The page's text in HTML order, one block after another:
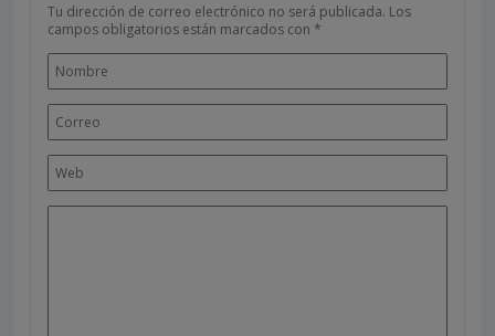
Tu dirección de correo electrónico no será publicada. Los
campos obligatorios están marcados con *